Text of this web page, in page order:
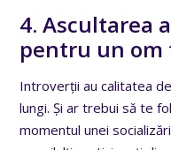
4. Ascultarea
pentru un om
Introverții au calitatea
lungi. Și ar trebui să te
momentul unei